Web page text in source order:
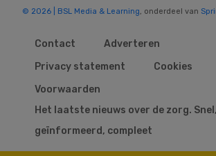
© 2026 | BSL Media & Learning , onderdeel van
Contact
Adverteren
Privacy statement
Cookies
Voorwaarden
Het laatste nieuws over de zorg. Snel,
geïnformeerd, compleet